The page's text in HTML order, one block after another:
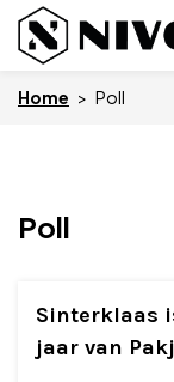
to
Nieuws
Zakelijk
Home > Poll
Poll
Sinterklaas
jaar van